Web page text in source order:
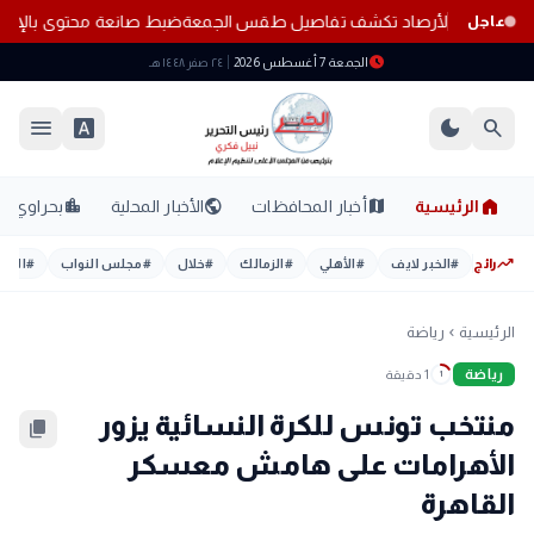
عاجل
هذه المناطق.. الأرصاد تكشف تفاصيل طقس الجمعةضبط صانعة محتوى
scheduleالجمعة 7 أغسطس 2026 ٢٤ صفر ١٤٤٨ هـ
search
dark_mode
font_download
menu
home الرئيسية mapأخبار المحافظات publicالأخبار المحلية location_cityبحراوي
trending_upرائج #الخبر لايف #الأهلي #الزمالك #خلال #مجلس النواب #
الرئيسية chevron_left رياضة
رياضة 1 1 دقيقة
منتخب تونس للكرة النسائية يزور
الأهرامات على هامش معسكر
القاهرة
content_copy